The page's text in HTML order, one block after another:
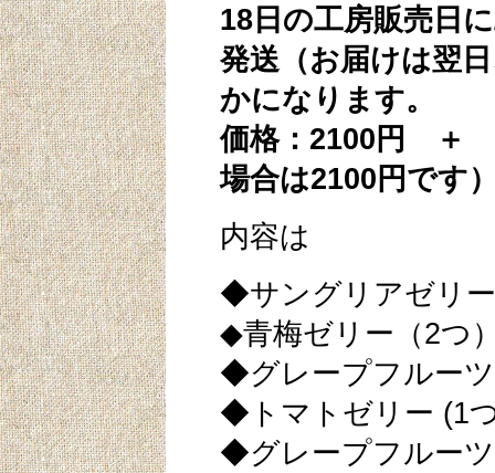
18日の工房販売日
発送（お届けは翌
かになります。
価格：2100円 ＋
場合は2100円です
内容は
◆サングリアゼリ
◆青梅ゼリー（2
◆グレープフルー
◆トマトゼリー (1
◆グレープフルー